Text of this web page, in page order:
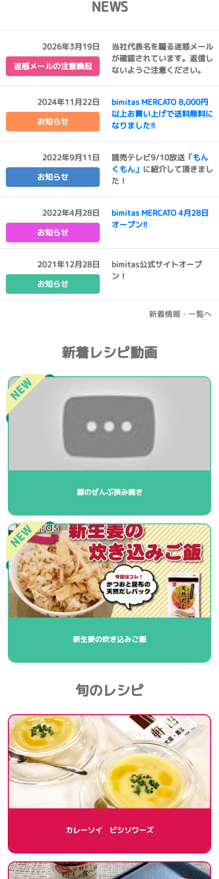
NEWS
2026年3月19日
迷惑メールの注意喚起
当社代表名を騙る迷惑メール
が確認されています。返信し
ないようご注意ください。
2024年11月22日
お知らせ
bimitas MERCATO 8,000円
以上お買い上げで送料無料に
なりました!!
2022年9月11日
お知らせ
読売テレビ9/10放送 「もん
くもん」 に紹介して頂きまし
た！
2022年4月28日
お知らせ
bimitas MERCATO 4月28日
オープン!!
2021年12月28日
お知らせ
bimitas公式サイトオープ
ン！
新着情報・一覧へ
新着レシピ動画
豚のぜんぶ挟み焼き
新生姜の炊き込みご飯
旬のレシピ
カレーソイ ビシソワーズ